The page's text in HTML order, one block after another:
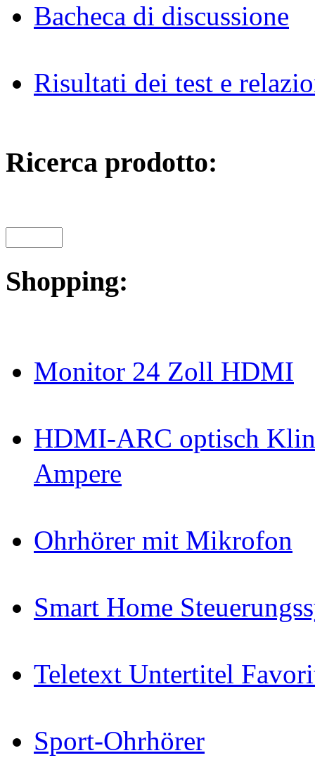
Bacheca di discussione
Risultati dei test e
Ricerca prodotto:
Shopping:
Monitor 24 Zoll HDMI
HDMI-ARC optisch
Ampere
Ohrhörer mit Mikrofon
Smart Home
Teletext Untertitel
Sport-Ohrhörer